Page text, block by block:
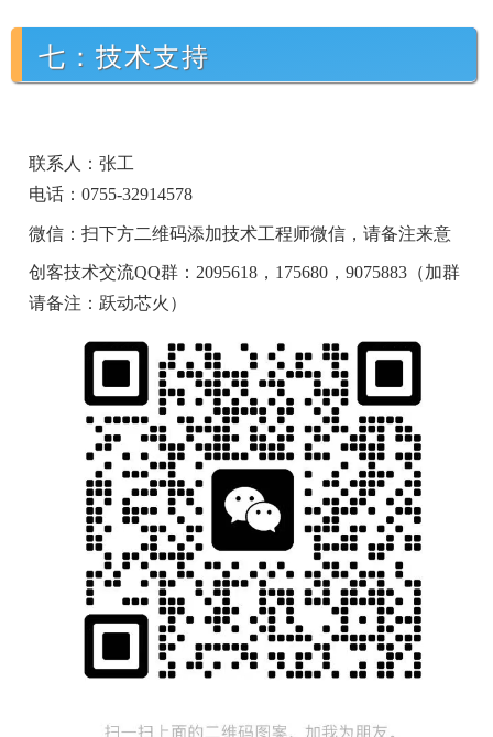
七：技术支持
联系人：张工
电话：0755-32914578
微信：扫下方二维码添加技术工程师微信，请备注来意
创客技术交流QQ群：2095618，175680，9075883（加群
请备注：跃动芯火）